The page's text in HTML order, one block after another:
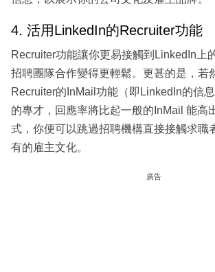
4. 活用LinkedIn的Recruiter功能
Recruiter功能讓你更易接觸到LinkedIn上
招聘團隊合作變得更輕鬆。更甚的是，若
Recruiter的InMail功能（即LinkedIn的信
的專才，回應率將比起一般的InMail 能高
式，你便可以跳過招聘機構直接接觸求職
有的雇主文化。
廣告